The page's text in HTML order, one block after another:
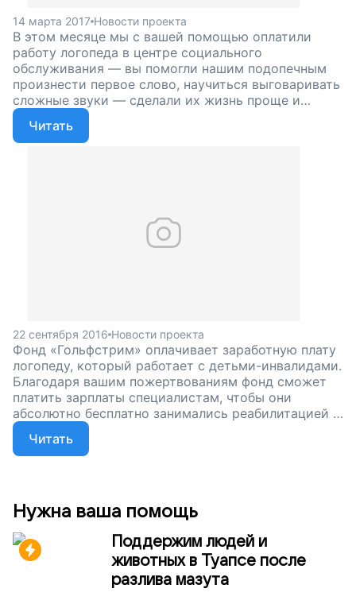
14 марта 2017 Новости проекта
В этом месяце мы с вашей помощью оплатили
работу логопеда в центре социального
обслуживания — вы помогли нашим подопечным
произнести первое слово, научиться выговаривать
сложные звуки — сделали их жизнь проще и
светлее. Но работа должна продолжаться:
помогите нашим подопечным идти вперед,
поддержите наш проект!
Читать
22 сентября 2016 Новости проекта
Фонд «Гольфстрим» оплачивает заработную плату
логопеду, который работает с детьми-инвалидами.
Благодаря вашим пожертвованиям фонд сможет
платить зарплаты специалистам, чтобы они
абсолютно бесплатно занимались реабилитацией с
тяжелыми детьми.
Читать
Нужна ваша помощь
Поддержим людей и
животных в Туапсе после
разлива мазута